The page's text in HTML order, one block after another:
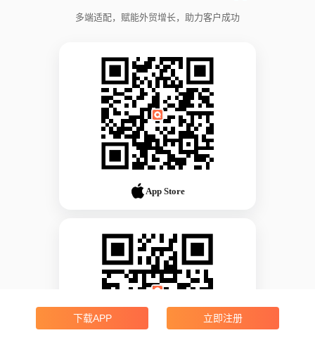
多端适配，赋能外贸增长，助力客户成功
App Store
下载APP 立即注册